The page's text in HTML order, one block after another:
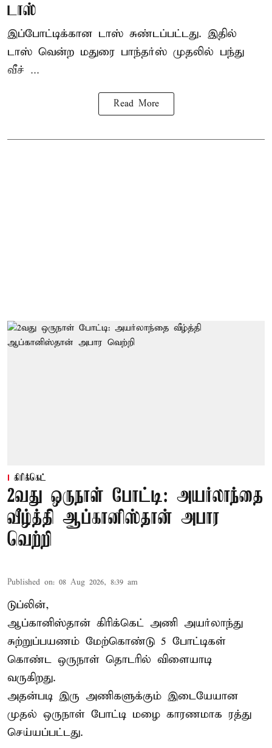
டாஸ்
இப்போட்டிக்கான டாஸ் சுண்டப்பட்டது. இதில்
டாஸ் வென்ற மதுரை பாந்தர்ஸ் முதலில் பந்து
வீச் ...
Read More
கிரிக்கெட்
2வது ஒருநாள் போட்டி: அயர்லாந்தை
வீழ்த்தி ஆப்கானிஸ்தான் அபார
வெற்றி
Published on: 08 Aug 2026, 8:39 am
டுப்லின்,
ஆப்கானிஸ்தான் கிரிக்கெட் அணி அயர்லாந்து
சுற்றுப்பயணம் மேற்கொண்டு 5 போட்டிகள்
கொண்ட ஒருநாள் தொடரில் விளையாடி
வருகிறது.
அதன்படி இரு அணிகளுக்கும் இடையேயான
முதல் ஒருநாள் போட்டி மழை காரணமாக ரத்து
செய்யப்பட்டது.